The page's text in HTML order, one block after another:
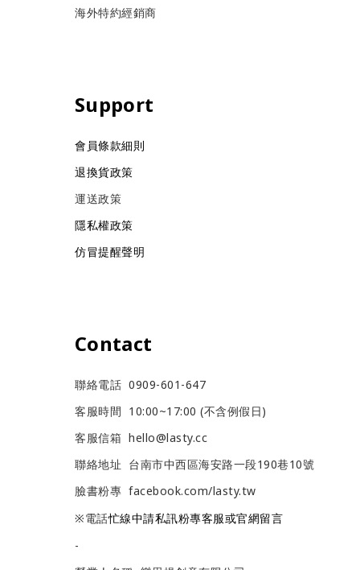
海外特約經銷商
Support
會員條款細則
退換貨政策
運送政策
隱私權政策
仿冒提醒聲明
Contact
聯絡電話 0909-601-647
客服時間 10:00~17:00 (不含例假日)
客服信箱 hello@lasty.cc
聯絡地址 台南市中西區海安路一段190巷10號
臉書粉專 facebook.com/lasty.tw
※電話忙線中請私訊粉專客服或官網留言
-